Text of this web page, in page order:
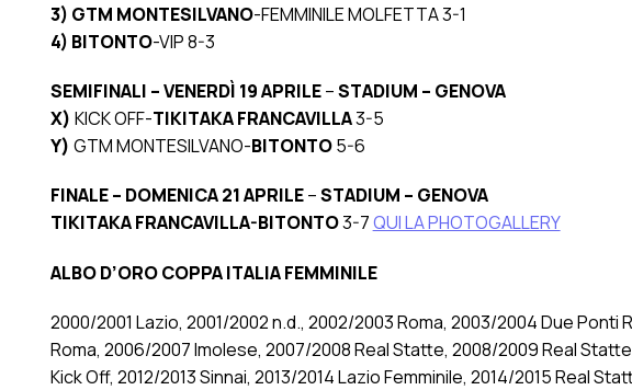
3) GTM MONTESILVANO-FEMMINILE MOLFETTA3-1
4) BITONTO-VIP 8-3
SEMIFINALI – VENERDÌ 19 APRILE–STADIUM – GENOVA
X) KICK OFF-TIKITAKA FRANCAVILLA3-5
Y) GTM MONTESILVANO-BITONTO5-6
FINALE – DOMENICA 21 APRILE–STADIUM – GENOVA
TIKITAKA FRANCAVILLA-BITONTO3-7QUI LA PHOTOGALLERY
ALBO D’ORO COPPA ITALIA FEMMINILE
2000/2001 Lazio, 2001/2002 n.d., 2002/2003 Roma, 2003/2004 Due
Roma, 2006/2007 Imolese, 2007/2008 Real Statte, 2008/2009 Real
Kick Off, 2012/2013 Sinnai, 2013/2014 Lazio Femminile, 2014/2015 Real